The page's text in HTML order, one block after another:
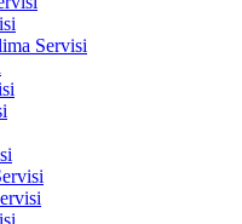
Servisi